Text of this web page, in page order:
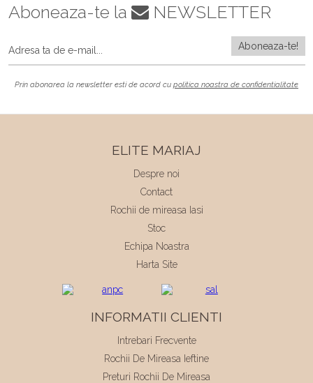
Aboneaza-te la NEWSLETTER
Prin abonarea la newsletter esti de acord cu politica noastra de confidentialitate
ELITE MARIAJ
Despre noi
Contact
Rochii de mireasa Iasi
Stoc
Echipa Noastra
Harta Site
INFORMATII CLIENTI
Intrebari Frecvente
Rochii De Mireasa Ieftine
Preturi Rochii De Mireasa